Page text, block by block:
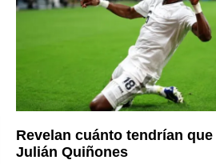
Revelan cuánto tendrían
Julián Quiñones